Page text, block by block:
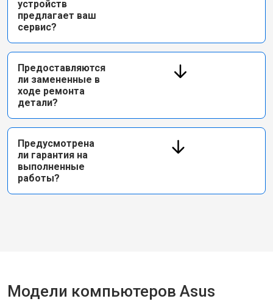
устройств
предлагает ваш
сервис?
Предоставляются
ли замененные в
ходе ремонта
детали?
Предусмотрена
ли гарантия на
выполненные
работы?
Модели компьютеров Asus